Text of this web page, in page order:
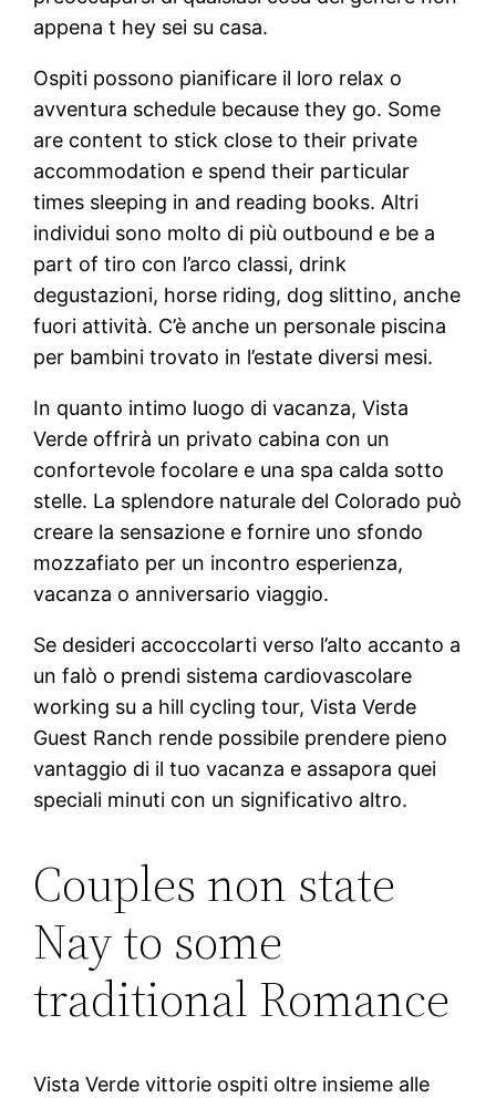
appena t hey sei su casa.
Ospiti possono pianificare il loro relax o
avventura schedule because they go. Some
are content to stick close to their private
accommodation e spend their particular
times sleeping in and reading books. Altri
individui sono molto di più outbound e be a
part of tiro con l’arco classi, drink
degustazioni, horse riding, dog slittino, anche
fuori attività. C’è anche un personale piscina
per bambini trovato in l’estate diversi mesi.
In quanto intimo luogo di vacanza, Vista
Verde offrirà un privato cabina con un
confortevole focolare e una spa calda sotto
stelle. La splendore naturale del Colorado può
creare la sensazione e fornire uno sfondo
mozzafiato per un incontro esperienza,
vacanza o anniversario viaggio.
Se desideri accoccolarti verso l’alto accanto a
un falò o prendi sistema cardiovascolare
working su a hill cycling tour, Vista Verde
Guest Ranch rende possibile prendere pieno
vantaggio di il tuo vacanza e assapora quei
speciali minuti con un significativo altro.
Couples non state
Nay to some
traditional Romance
Vista Verde vittorie ospiti oltre insieme alle